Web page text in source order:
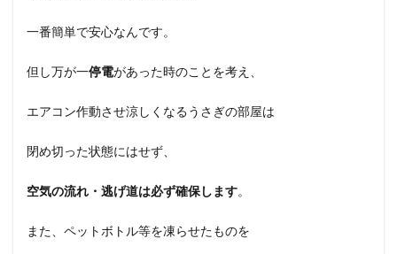
一番簡単で安心なんです。
但し万が一停電があった時のことを考え、
エアコン作動させ涼しくなるうさぎの部屋は
閉め切った状態にはせず、
空気の流れ・逃げ道は必ず確保します。
また、ペットボトル等を凍らせたものを